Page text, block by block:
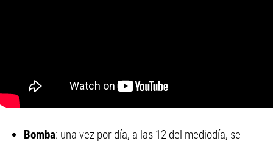
Bomba: una vez por día, a las 12 del mediodía, se